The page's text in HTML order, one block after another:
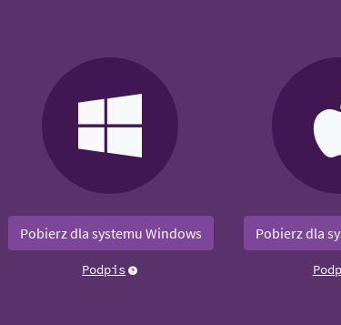
Pobierz dla systemu Windows
Podpis
Pobierz dla